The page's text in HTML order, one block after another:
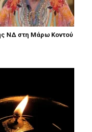
ΝΔ στη Μάρω Κοντού